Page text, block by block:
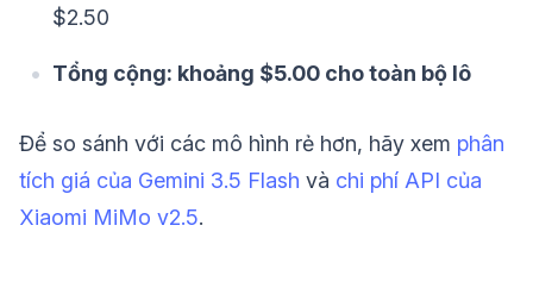
$2.50
Tổng cộng: khoảng $5.00 cho toàn bộ lô
Để so sánh với các mô hình rẻ hơn, hãy xem phân
tích giá của Gemini 3.5 Flash và chi phí API của
Xiaomi MiMo v2.5.